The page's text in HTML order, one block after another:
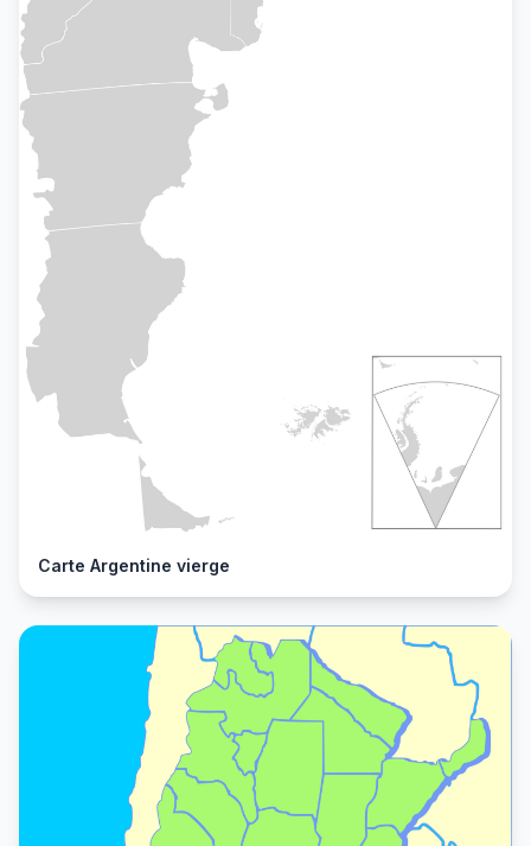
Carte Argentine vierge